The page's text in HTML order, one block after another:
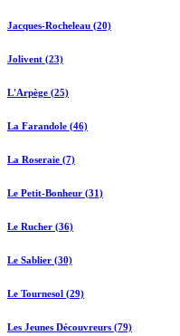
Jacques-Rocheleau (20)
Jolivent (23)
L'Arpège (25)
La Farandole (46)
La Roseraie (7)
Le Petit-Bonheur (31)
Le Rucher (36)
Le Sablier (30)
Le Tournesol (29)
Les Jeunes Découvreurs (79)